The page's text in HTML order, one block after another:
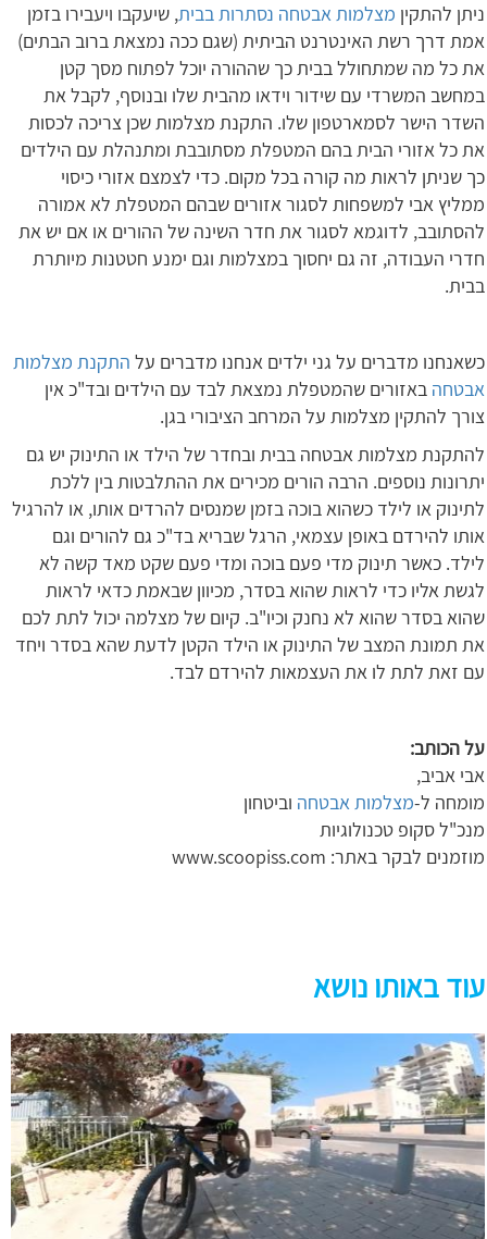
ניתן להתקין מצלמות אבטחה נסתרות בבית, שיעקבו ויעבירו בזמן
אמת דרך רשת האינטרנט הביתית (שגם ככה נמצאת ברוב הבתים)
את כל מה שמתחולל בבית כך שההורה יוכל לפתוח מסך קטן
במחשב המשרדי עם שידור וידאו מהבית שלו ובנוסף, לקבל את
השדר הישר לסמארטפון שלו. התקנת מצלמות שכן צריכה לכסות
את כל אזורי הבית בהם המטפלת מסתובבת ומתנהלת עם הילדים
כך שניתן לראות מה קורה בכל מקום. כדי לצמצם אזורי כיסוי
ממליץ אבי למשפחות לסגור אזורים שבהם המטפלת לא אמורה
להסתובב, לדוגמא לסגור את חדר השינה של ההורים או אם יש את
חדרי העבודה, זה גם יחסוך במצלמות וגם ימנע חטטנות מיותרת
בבית.
כשאנחנו מדברים על גני ילדים אנחנו מדברים על התקנת מצלמות
אבטחה באזורים שהמטפלת נמצאת לבד עם הילדים ובד"כ אין
צורך להתקין מצלמות על המרחב הציבורי בגן.
להתקנת מצלמות אבטחה בבית ובחדר של הילד או התינוק יש גם
יתרונות נוספים. הרבה הורים מכירים את ההתלבטות בין ללכת
לתינוק או לילד כשהוא בוכה בזמן שמנסים להרדים אותו, או להרגיל
אותו להירדם באופן עצמאי, הרגל שבריא בד"כ גם להורים וגם
לילד. כאשר תינוק מדי פעם בוכה ומדי פעם שקט מאד קשה לא
לגשת אליו כדי לראות שהוא בסדר, מכיוון שבאמת כדאי לראות
שהוא בסדר שהוא לא נחנק וכיו"ב. קיום של מצלמה יכול לתת לכם
את תמונת המצב של התינוק או הילד הקטן לדעת שהא בסדר ויחד
עם זאת לתת לו את העצמאות להירדם לבד.
על הכותב:
אבי אביב,
מומחה ל-מצלמות אבטחה וביטחון
מנכ"ל סקופ טכנולוגיות
מוזמנים לבקר באתר: www.scoopiss.com
עוד באותו נושא